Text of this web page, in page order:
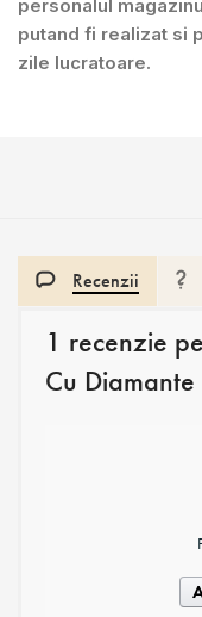
personalul
putand fi realizat si
zile lucratoare.
Recenzii
1 recenzie
Cu